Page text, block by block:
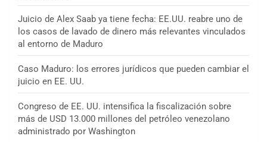
Juicio de Alex Saab ya tiene fecha: EE.UU. reabre uno de
los casos de lavado de dinero más relevantes vinculados
al entorno de Maduro
Caso Maduro: los errores jurídicos que pueden cambiar el
juicio en EE. UU.
Congreso de EE. UU. intensifica la fiscalización sobre
más de USD 13.000 millones del petróleo venezolano
administrado por Washington